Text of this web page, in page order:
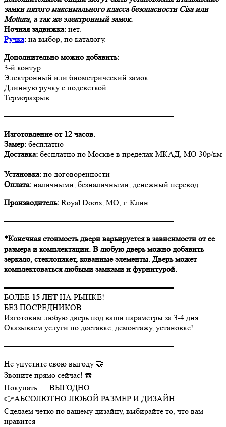
замки пятого максимального класса безопасности Cisa или
Mottura, а так же электронный замок.
Ночная задвижка: нет.
Ручка: на выбор, по каталогу.
Дополнительно можно добавить:
3-й контур
Электронный или биометрический замок
Длинную ручку с подсветкой
Терморазрыв
▬▬▬▬▬▬▬▬▬▬▬▬▬▬▬▬▬▬▬▬▬
Изготовление от 12 часов.
Замер: бесплатно ·
Доставка: бесплатно по Москве в пределах МКАД, МО 30р/км
·
Установка: по договоренности ·
Оплата: наличными, безналичными, денежный перевод
Производитель: Royal Doors, МО, г. Клин
▬▬▬▬▬▬▬▬▬▬▬▬▬▬▬▬▬▬▬▬▬
*Конечная стоимость двери варьируется в зависимости от ее
размера и комплектации. В любую дверь можно добавить
зеркало, стеклопакет, кованные элементы. Дверь может
комплектоваться любыми замками и фурнитурой.
▬▬▬▬▬▬▬▬▬▬▬▬▬▬▬▬▬▬▬▬▬
БОЛЕЕ 15 ЛЕТ НА РЫНКЕ!
БЕЗ ПОСРЕДНИКОВ
Изготовим любую дверь под ваши параметры за 3-4 дня
Оказываем услуги по доставке, демонтажу, установке!
▬▬▬▬▬▬▬▬▬▬▬▬▬▬▬▬▬▬▬▬▬
Не упустите свою выгоду 🤝
Звоните прямо сейчас! ☎️
Покупать — ВЫГОДНО:
👉АБСОЛЮТНО ЛЮБОЙ РАЗМЕР И ДИЗАЙН
Сделаем четко по вашему дизайну, выбирайте то, что вам
нравится